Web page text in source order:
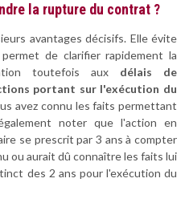
la rupture du contrat ?
avantages décisifs. Elle évite
de clarifier rapidement la
toutefois aux délais de
portant sur l'exécution du
avez connu les faits permettant
noter que l'action en
se prescrit par 3 ans à compter
ou aurait dû connaître les faits lui
des 2 ans pour l'exécution du